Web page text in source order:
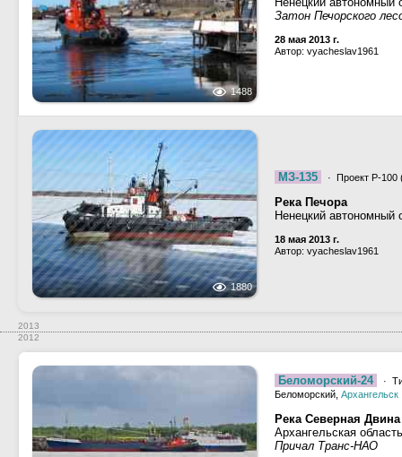
1488
Затон Печорского
28 мая 2013 г.
Автор: vyacheslav1961
1880
МЗ-135 · Проект Р-
Река Печора
Ненецкий автономный
18 мая 2013 г.
Автор: vyacheslav1961
2013
2012
Беломорский-24
·
Беломорский, Архангельск
Река Северная Двина
Архангельская
Причал Транс-НАО